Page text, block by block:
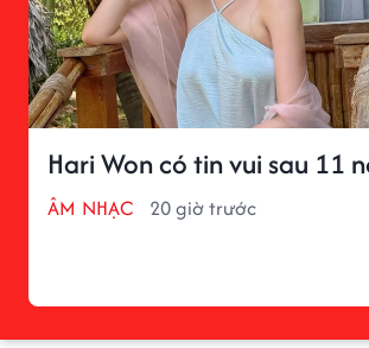
Hari Won có tin vui sau 11
ÂM NHẠC 20 giờ trước